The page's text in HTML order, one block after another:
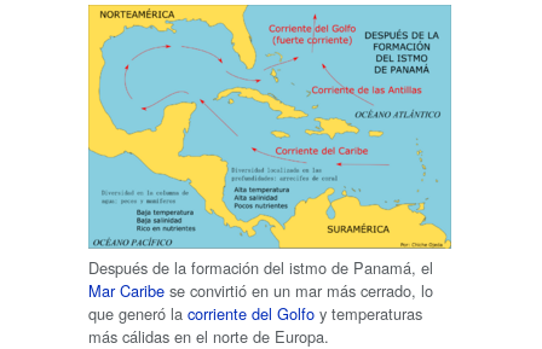
Después de la formación del istmo de Panamá, el
Mar Caribe se convirtió en un mar más cerrado, lo
que generó la corriente del Golfo y temperaturas
más cálidas en el norte de Europa.